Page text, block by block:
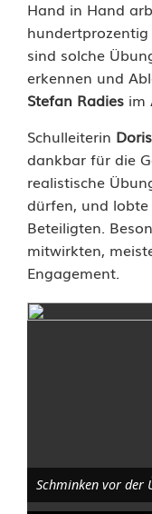
:
P
e
f
e
k
t
s
a
m
Hand in Hand
sind solche
erkennen und
Stefan Radies im
Schulleiterin
dankbar für die
realistische
dürfen, und
Beteiligten.
mitwirkten,
Engagement.